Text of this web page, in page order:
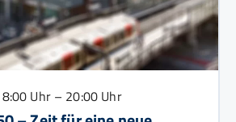
Uhr – 20:00 Uhr